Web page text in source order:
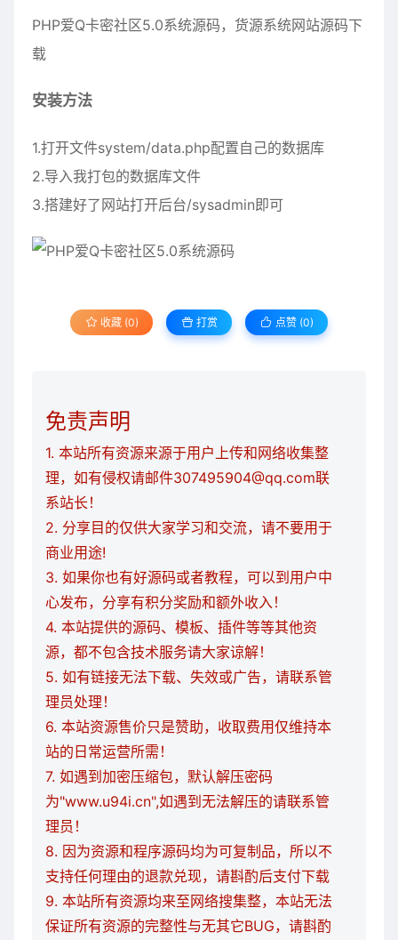
PHP爱Q卡密社区5.0系统源码，货源系统网站源码下
载
安装方法
1.打开文件system/data.php配置自己的数据库
2.导入我打包的数据库文件
3.搭建好了网站打开后台/sysadmin即可
收藏 (0) 打赏 点赞 (0)
免责声明
1. 本站所有资源来源于用户上传和网络收集整
理，如有侵权请邮件307495904@qq.com联
系站长！
2. 分享目的仅供大家学习和交流，请不要用于
商业用途!
3. 如果你也有好源码或者教程，可以到用户中
心发布，分享有积分奖励和额外收入！
4. 本站提供的源码、模板、插件等等其他资
源，都不包含技术服务请大家谅解！
5. 如有链接无法下载、失效或广告，请联系管
理员处理！
6. 本站资源售价只是赞助，收取费用仅维持本
站的日常运营所需！
7. 如遇到加密压缩包，默认解压密码
为"www.u94i.cn",如遇到无法解压的请联系管
理员！
8. 因为资源和程序源码均为可复制品，所以不
支持任何理由的退款兑现，请斟酌后支付下载
9. 本站所有资源均来至网络搜集整，本站无法
保证所有资源的完整性与无其它BUG，请斟酌